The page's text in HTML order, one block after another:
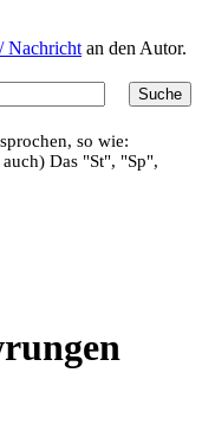
Nachricht an den Autor.
so wie:
auch) Das "St", "Sp",